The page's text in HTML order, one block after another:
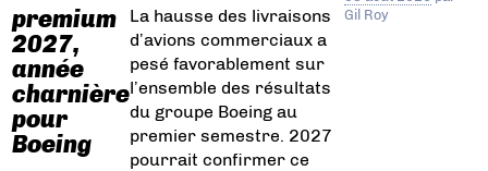
premium
2027,
année
charnière
pour
Boeing
La hausse des livraisons
d’avions commerciaux a
pesé favorablement sur
l’ensemble des résultats
du groupe Boeing au
premier semestre. 2027
pourrait confirmer ce
Gil Roy